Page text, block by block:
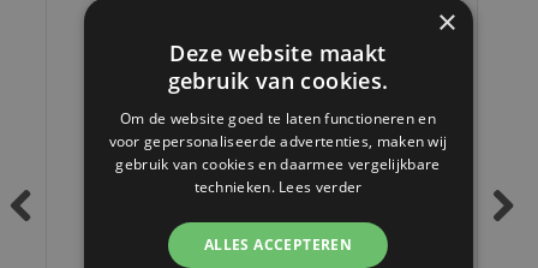
×
Deze website maakt
gebruik van cookies.
Om de website goed te laten functioneren en
voor gepersonaliseerde advertenties, maken wij
gebruik van cookies en daarmee vergelijkbare
technieken. Lees verder
ALLES ACCEPTEREN